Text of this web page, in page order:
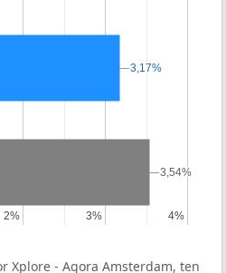
2%
2% 3%
3% 4%
4%
3,17%
3,17%
3,54%
3,54%
Xplore - Agora Amsterdam, ten